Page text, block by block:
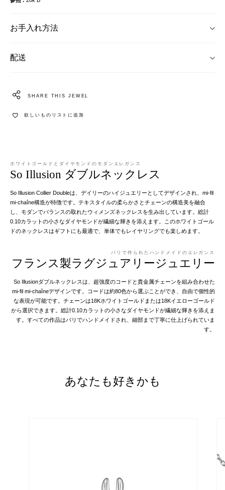
お手入れ方法
配送
SHARE THIS JEWEL
欲しいものリストに追加
ホワイトゴールドとダイヤモンドのモダンエレガンス
So Illusion ダブルネックレス
So Illusion Collier Doubleは、デイリーのハイジュエリーとしてデザインされ、mi-fil
mi-chaîne構造が特徴です。テキスタイルの柔らかさとチェーンの構造美を融合
し、モダンでバランスの取れたウィメンズネックレスを生み出しています。総計
0.10カラットの小さなダイヤモンドが繊細な輝きを添えます。このホワイトゴール
ドのネックレスはギフトにも最適で、単体でもレイヤリングでも楽しめます。
パリで作られたハンドメイドのエレガンス
フランス製ラグジュアリージュエリー
So Illusionダブルネックレスは、超強度のコードと貴金属チェーンを組み合わせた
mi-fil mi-chaîneデザインです。コードは約80色から選ぶことができ、自由で個性的
な表現が可能です。チェーンは18Kホワイトゴールドまたは18Kイエローゴールド
から選択できます。総計0.10カラットの小さなダイヤモンドが繊細な輝きを添えま
す。すべての作品はパリでハンドメイドされ、細部まで丁寧に仕上げられていま
す。
あなたも好きかも